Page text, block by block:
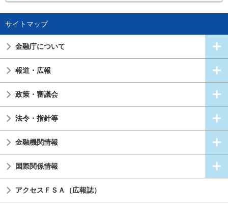
サイトマップ
金融庁について
報道・広報
政策・審議会
法令・指針等
金融機関情報
国際関係情報
アクセスＦＳＡ（広報誌）